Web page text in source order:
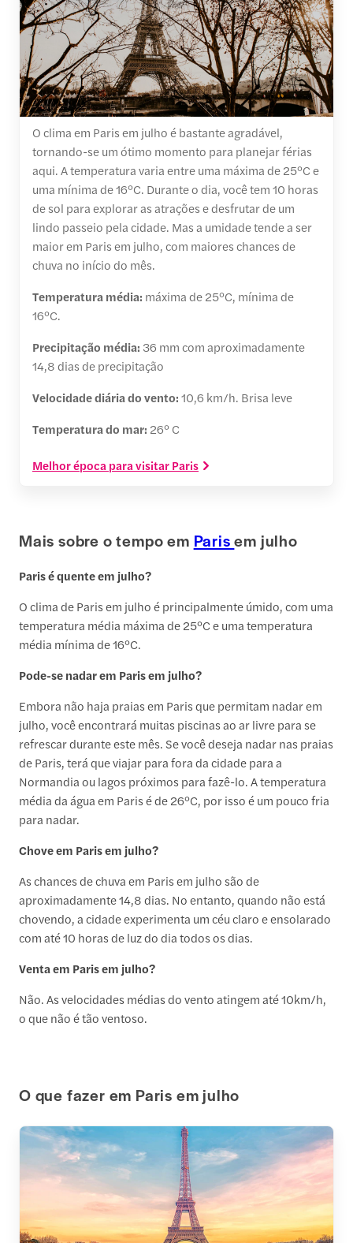
O clima em Paris em julho é bastante agradável,
tornando-se um ótimo momento para planejar férias
aqui. A temperatura varia entre uma máxima de 25°C e
uma mínima de 16°C. Durante o dia, você tem 10 horas
de sol para explorar as atrações e desfrutar de um
lindo passeio pela cidade. Mas a umidade tende a ser
maior em Paris em julho, com maiores chances de
chuva no início do mês.
Temperatura média: máxima de 25°C, mínima de
16°C.
Precipitação média: 36 mm com aproximadamente
14,8 dias de precipitação
Velocidade diária do vento:10,6 km/h. Brisa leve
Temperatura do mar: 26° C
Melhor época para visitar Paris
Mais sobre o tempo em Parisem julho
Paris é quente em julho?
O clima de Paris em julho é principalmente úmido, com uma
temperatura média máxima de 25°C e uma temperatura
média mínima de 16°C.
Pode-se nadar em Paris em julho?
Embora não haja praias em Paris que permitam nadar em
julho, você encontrará muitas piscinas ao ar livre para se
refrescar durante este mês. Se você deseja nadar nas praias
de Paris, terá que viajar para fora da cidade para a
Normandia ou lagos próximos para fazê-lo. A temperatura
média da água em Paris é de 26°C, por isso é um pouco fria
para nadar.
Chove em Paris em julho?
As chances de chuva em Paris em julho são de
aproximadamente 14,8 dias. No entanto, quando não está
chovendo, a cidade experimenta um céu claro e ensolarado
com até 10 horas de luz do dia todos os dias.
Venta em Paris em julho?
Não. As velocidades médias do vento atingem até 10km/h,
o que não é tão ventoso.
O que fazer em Paris em julho